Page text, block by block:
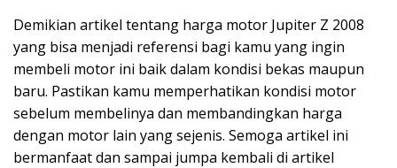
Demikian artikel tentang harga motor Jupiter Z 2008
yang bisa menjadi referensi bagi kamu yang ingin
membeli motor ini baik dalam kondisi bekas maupun
baru. Pastikan kamu memperhatikan kondisi motor
sebelum membelinya dan membandingkan harga
dengan motor lain yang sejenis. Semoga artikel ini
bermanfaat dan sampai jumpa kembali di artikel